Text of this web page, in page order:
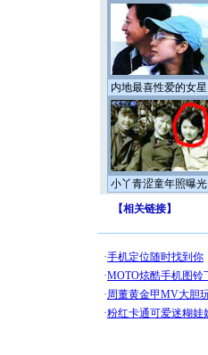
内地最喜性爱的女星
小丫青涩童年照曝光
【相关链接】